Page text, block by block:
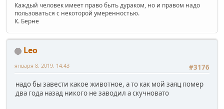
Каждый человек имеет право быть дураком, но и правом надо
пользоваться с некоторой умеренностью.
К. Берне
Leo
#3176
января 8, 2019, 14:43
надо бы завести какое животное, а то как мой заяц помер
два года назад никого не заводил а скучновато